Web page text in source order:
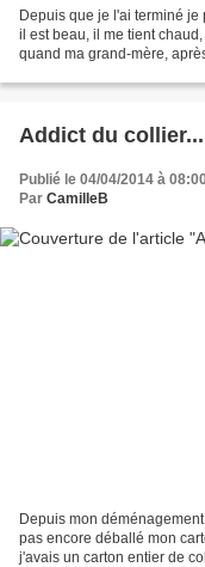
Depuis que je l'ai terminé je
il est beau, il me tient
quand ma grand-mère,
Addict du collier...
Publié le 04/04/2014 à
Par CamilleB
Depuis mon
pas encore déballé mon
j'avais un carton entier de